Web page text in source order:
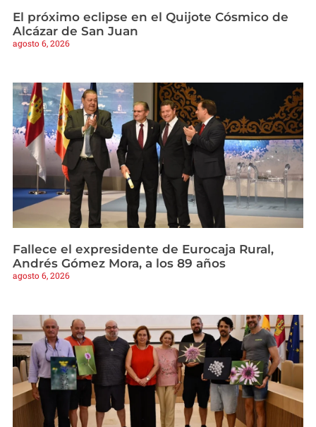
El próximo eclipse en el Quijote Cósmico de
Alcázar de San Juan
agosto 6, 2026
Fallece el expresidente de Eurocaja Rural,
Andrés Gómez Mora, a los 89 años
agosto 6, 2026